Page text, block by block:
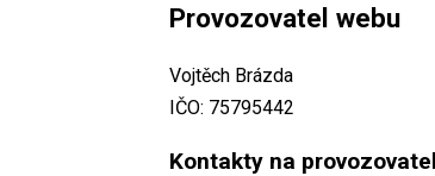
Provozovatel webu
Vojtěch Brázda
IČO: 75795442
Kontakty na